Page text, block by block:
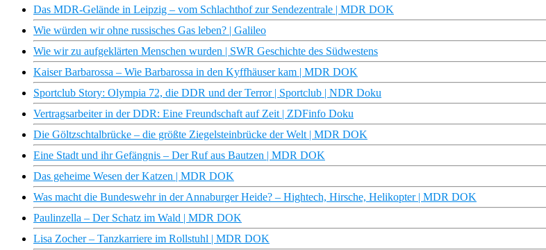
Das MDR-Gelände in Leipzig – vom Schlachthof zur Sendezentrale | MDR DOK
Wie würden wir ohne russisches Gas leben? | Galileo
Wie wir zu aufgeklärten Menschen wurden | SWR Geschichte des Südwestens
Kaiser Barbarossa – Wie Barbarossa in den Kyffhäuser kam | MDR DOK
Sportclub Story: Olympia 72, die DDR und der Terror | Sportclub | NDR Doku
Vertragsarbeiter in der DDR: Eine Freundschaft auf Zeit | ZDFinfo Doku
Die Göltzschtalbrücke – die größte Ziegelsteinbrücke der Welt | MDR DOK
Eine Stadt und ihr Gefängnis – Der Ruf aus Bautzen | MDR DOK
Das geheime Wesen der Katzen | MDR DOK
Was macht die Bundeswehr in der Annaburger Heide? – Hightech, Hirsche, Helikopter | MDR DOK
Paulinzella – Der Schatz im Wald | MDR DOK
Lisa Zocher – Tanzkarriere im Rollstuhl | MDR DOK